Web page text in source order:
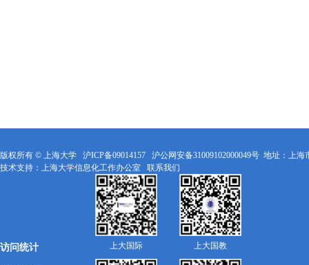
版权所有 © 上海大学 沪ICP备09014157 沪公网安备31009102000049号 地址：上海
技术支持： 上海大学信息化工作办公室 联系我们
访问统计 上大国际 上大国教